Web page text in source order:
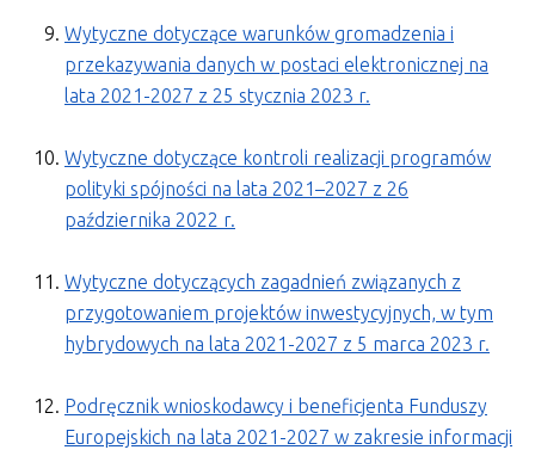
Wytyczne dotyczące warunków gromadzenia i
przekazywania danych w postaci elektronicznej na
lata 2021-2027 z 25 stycznia 2023 r.
Wytyczne dotyczące kontroli realizacji programów
polityki spójności na lata 2021–2027 z 26
października 2022 r.
Wytyczne dotyczących zagadnień związanych z
przygotowaniem projektów inwestycyjnych, w tym
hybrydowych na lata 2021-2027 z 5 marca 2023 r.
Podręcznik wnioskodawcy i beneficjenta Funduszy
Europejskich na lata 2021-2027 w zakresie informacji